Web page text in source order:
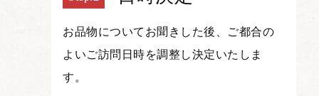
お品物についてお聞きした後、ご都合の
よいご訪問日時を調整し決定いたしま
す。